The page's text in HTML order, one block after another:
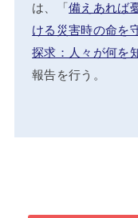
は、「備えあれば
ける災害時の命を
探求：人々が何を
報告を行う。